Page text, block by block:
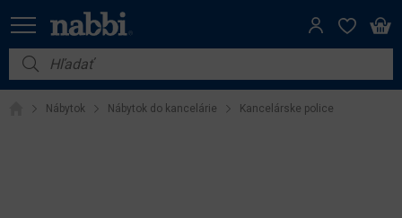
Nábytok
Vybavenie do domácnosti
Nábytok Nábytok do kancelárie Kancelárske police